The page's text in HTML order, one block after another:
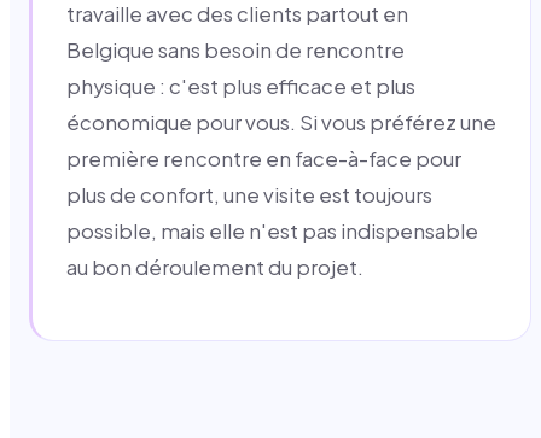
travaille avec des clients partout en
Belgique sans besoin de rencontre
physique : c'est plus efficace et plus
économique pour vous. Si vous préférez une
première rencontre en face-à-face pour
plus de confort, une visite est toujours
possible, mais elle n'est pas indispensable
au bon déroulement du projet.